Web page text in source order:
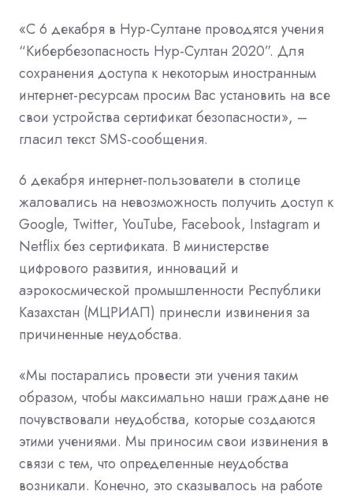
«С 6 декабря в Нур-Султане проводятся учения
“Кибербезопасность Нур-Султан 2020”. Для
сохранения доступа к некоторым иностранным
интернет-ресурсам просим Вас установить на все
свои устройства сертификат безопасности», –
гласил текст SMS-сообщения.
6 декабря интернет-пользователи в столице
жаловались на невозможность получить доступ к
Google, Twitter, YouTube, Facebook, Instagram и
Netflix без сертификата. В министерстве
цифрового развития, инноваций и
аэрокосмической промышленности Республики
Казахстан (МЦРИАП) принесли извинения за
причиненные неудобства.
«Мы постарались провести эти учения таким
образом, чтобы максимально наши граждане не
почувствовали неудобства, которые создаются
этими учениями. Мы приносим свои извинения в
связи с тем, что определенные неудобства
возникали. Конечно, это сказывалось на работе